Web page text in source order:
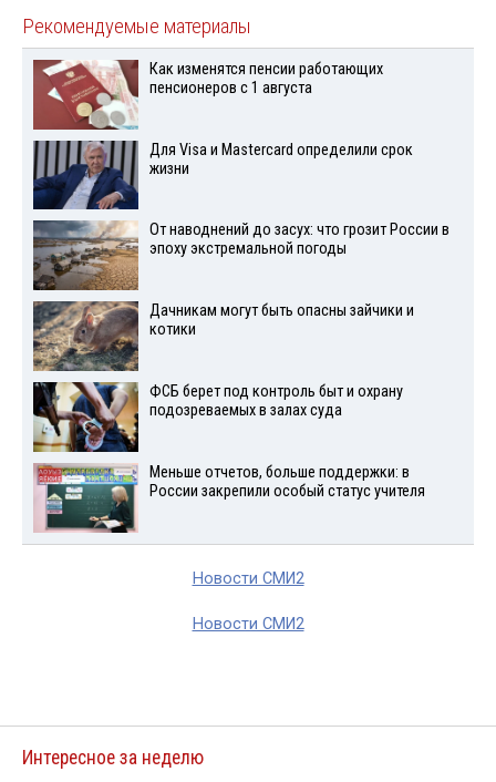
Рекомендуемые материалы
Как изменятся пенсии работающих
пенсионеров с 1 августа
Для Visа и Mastercard определили срок
жизни
От наводнений до засух: что грозит России в
эпоху экстремальной погоды
Дачникам могут быть опасны зайчики и
котики
ФСБ берет под контроль быт и охрану
подозреваемых в залах суда
Меньше отчетов, больше поддержки: в
России закрепили особый статус учителя
Новости СМИ2
Новости СМИ2
Интересное за неделю